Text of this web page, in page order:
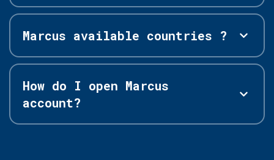
Marcus available countries ?
How do I open Marcus
account?